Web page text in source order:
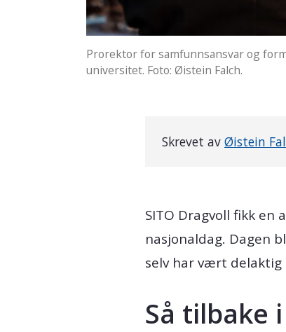
Prorektor for samfunnsansvar og
universitet. Foto: Øistein Falch.
Skrevet av Øistein
SITO Dragvoll fikk
nasjonaldag. Dagen
selv har vært delaktig
Så tilbake